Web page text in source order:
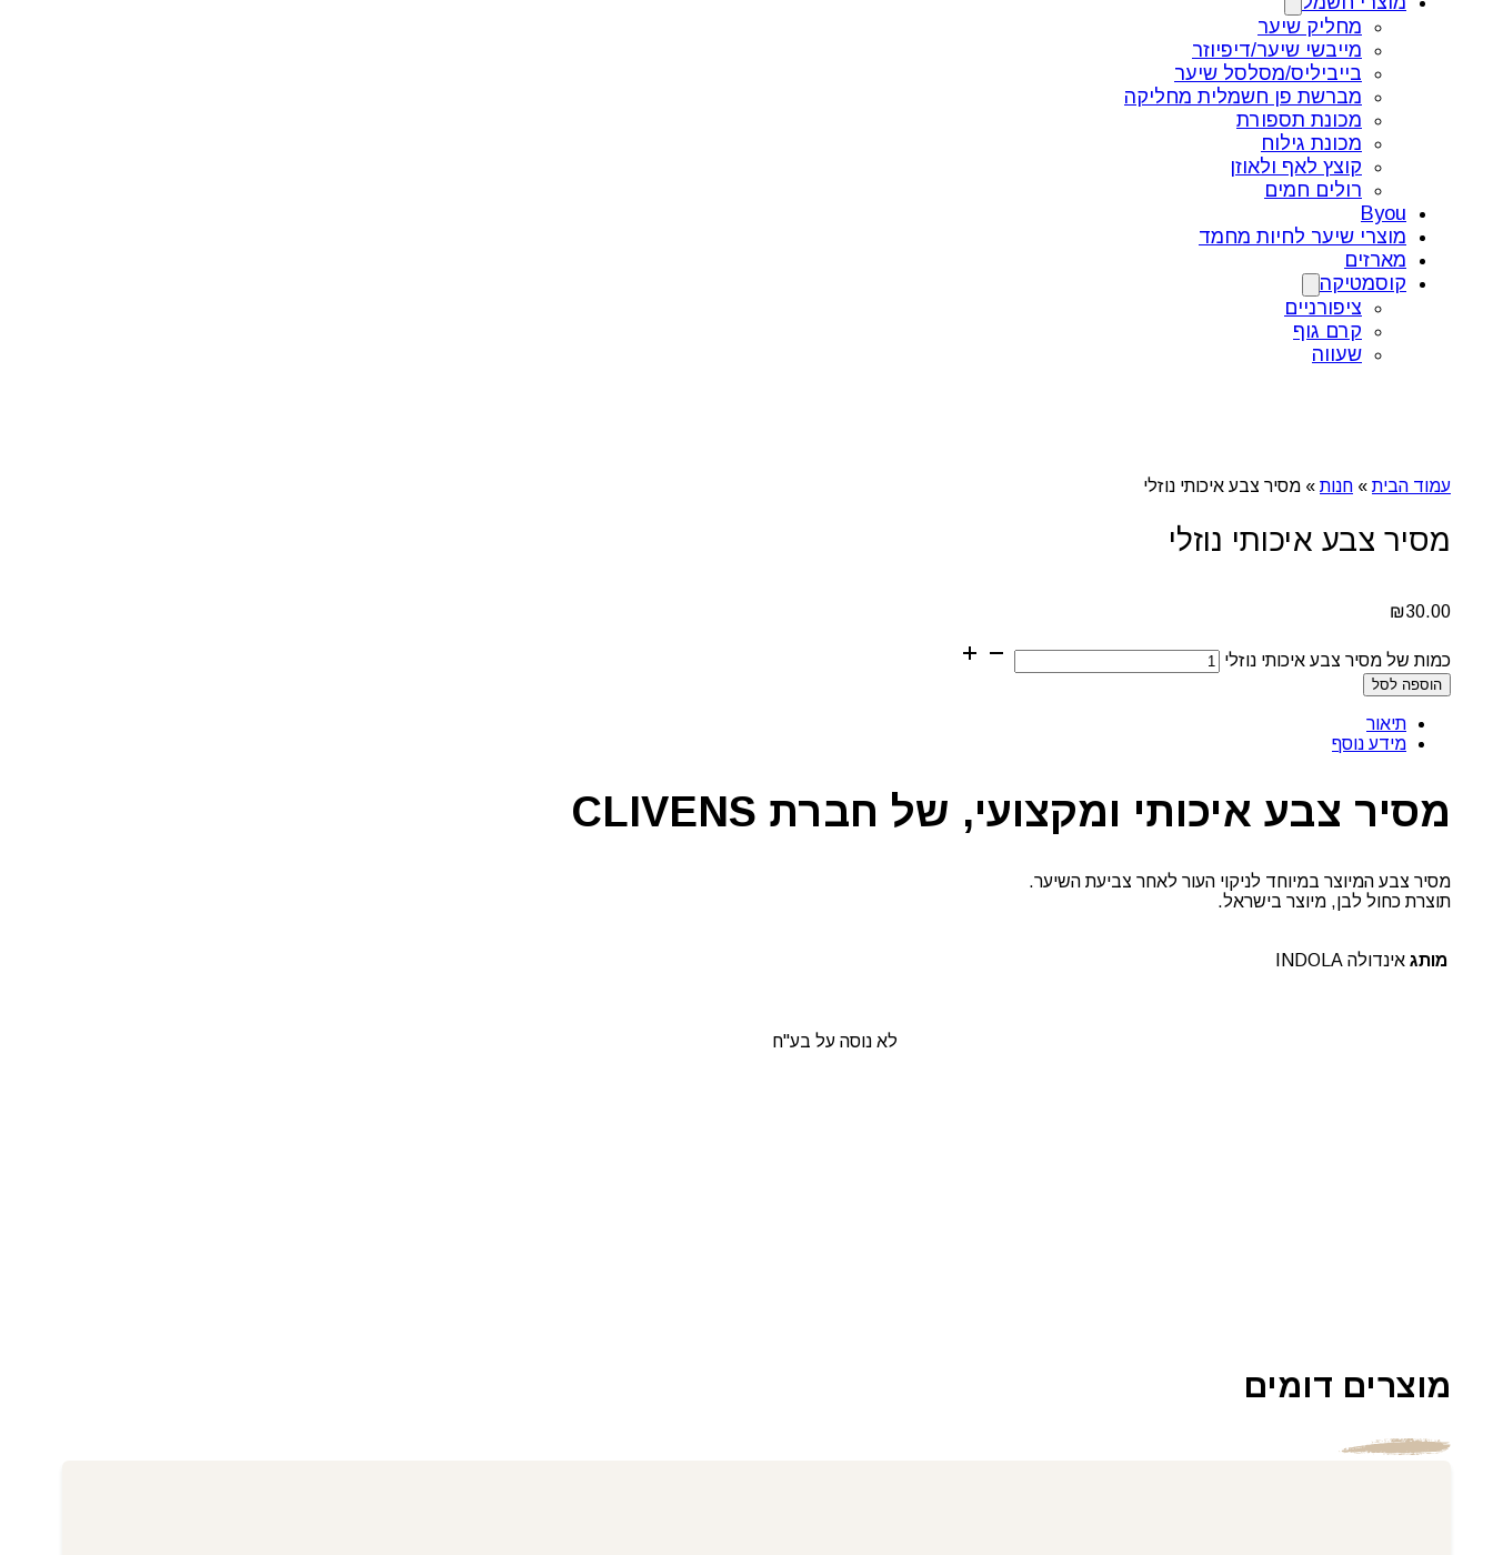
מחליק שיער
מייבשי שיער/דיפיוזר
בייביליס/מסלסל שיער
מברשת פן חשמלית מחליקה
מכונת תספורת
מכונת גילוח
קוצץ לאף ולאוזן
רולים חמים
Byou
מוצרי שיער לחיות מחמד
מארזים
קוסמטיקה
ציפורניים
קרם גוף
שעווה
עמוד הבית » חנות » מסיר צבע איכותי נוזלי
מסיר צבע איכותי נוזלי
₪30.00
כמות של מסיר צבע איכותי נוזלי
הוספה לסל
תיאור
מידע נוסף
מסיר צבע איכותי ומקצועי, של חברת CLIVENS
מסיר צבע המיוצר במיוחד לניקוי העור לאחר צביעת השיער.
תוצרת כחול לבן, מיוצר בישראל.
מותג אינדולה INDOLA
לא נוסה על בע"ח
מוצרים דומים